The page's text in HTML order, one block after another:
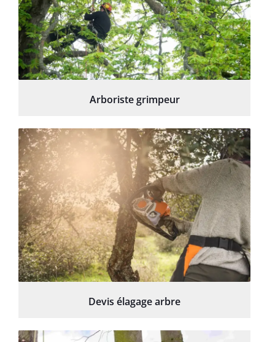
Arboriste grimpeur
Devis élagage arbre